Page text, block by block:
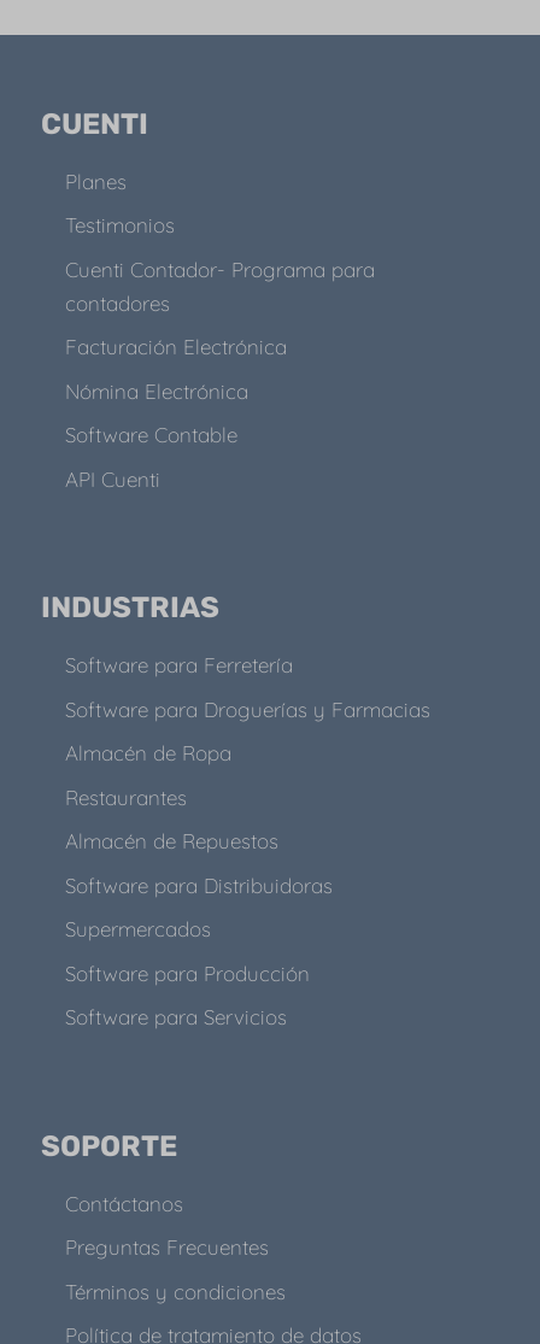
CUENTI
Planes
Testimonios
Cuenti Contador- Programa para
contadores
Facturación Electrónica
Nómina Electrónica
Software Contable
API Cuenti
INDUSTRIAS
Software para Ferretería
Software para Droguerías y Farmacias
Almacén de Ropa
Restaurantes
Almacén de Repuestos
Software para Distribuidoras
Supermercados
Software para Producción
Software para Servicios
SOPORTE
Contáctanos
Preguntas Frecuentes
Términos y condiciones
Política de tratamiento de datos